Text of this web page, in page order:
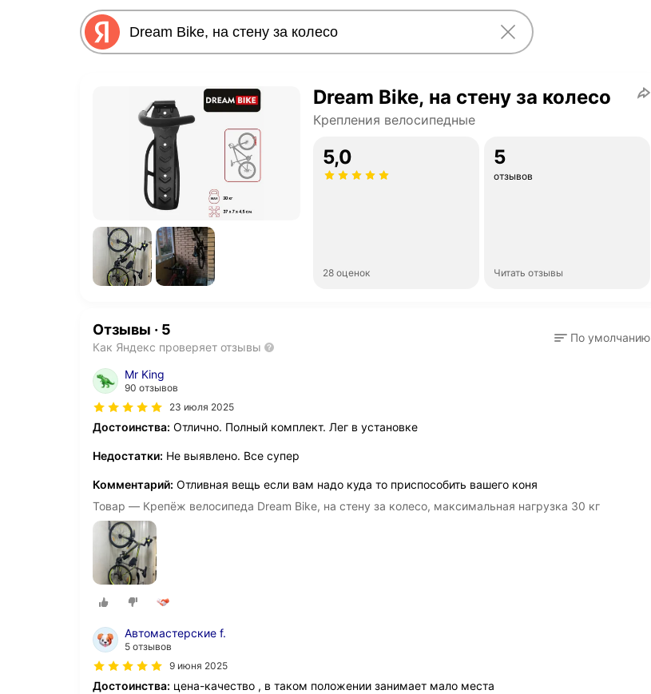
Dream Bike, на стену за колесо
Крепления велосипедные
5,0
28 оценок
5
отзывов
Читать отзывы
Отзывы · 5
Как Яндекс проверяет отзывы
По умолчанию
Mr King
90 отзывов
23 июля 2025
Достоинства: Отлично. Полный комплект. Лег в установке
Недостатки: Не выявлено. Все супер
Комментарий: Отливная вещь если вам надо куда то приспособить вашего коня
Товар — Крепёж велосипеда Dream Bike, на стену за колесо, мaксимальная нагрузка 30 кг
Автомастерские f.
5 отзывов
9 июня 2025
Достоинства: цена-качество , в таком положении занимает мало места